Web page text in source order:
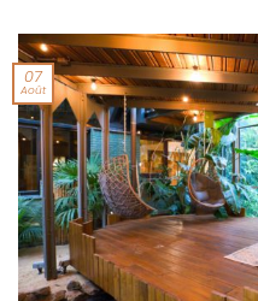
07
Août